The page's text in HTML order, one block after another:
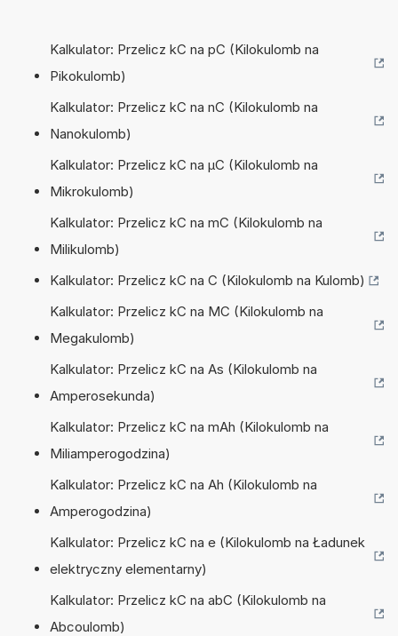
Kalkulator: Przelicz kC na pC (Kilokulomb na
Pikokulomb)
Kalkulator: Przelicz kC na nC (Kilokulomb na
Nanokulomb)
Kalkulator: Przelicz kC na µC (Kilokulomb na
Mikrokulomb)
Kalkulator: Przelicz kC na mC (Kilokulomb na
Milikulomb)
Kalkulator: Przelicz kC na C (Kilokulomb na Kulomb)
Kalkulator: Przelicz kC na MC (Kilokulomb na
Megakulomb)
Kalkulator: Przelicz kC na As (Kilokulomb na
Amperosekunda)
Kalkulator: Przelicz kC na mAh (Kilokulomb na
Miliamperogodzina)
Kalkulator: Przelicz kC na Ah (Kilokulomb na
Amperogodzina)
Kalkulator: Przelicz kC na e (Kilokulomb na Ładunek
elektryczny elementarny)
Kalkulator: Przelicz kC na abC (Kilokulomb na
Abcoulomb)